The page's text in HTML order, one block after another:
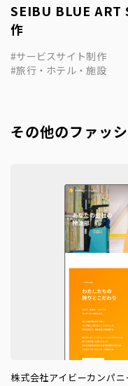
SEIBU BLUE ART
作
サービスサイト制作
旅行・ホテル・施設
その他のファッ
株式会社アイビーカンパニ